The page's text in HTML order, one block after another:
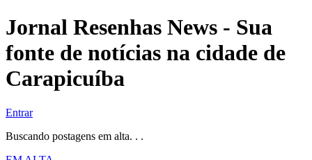
Jornal Resenhas News - Sua
fonte de notícias na cidade de
Carapicuíba
Entrar
Buscando postagens em alta. . .